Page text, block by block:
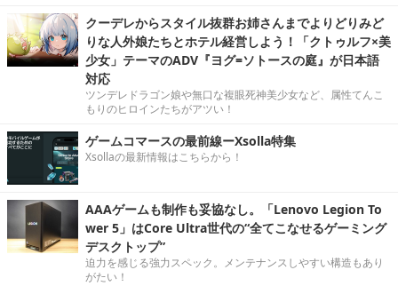
クーデレからスタイル抜群お姉さんまでよりどりみど
りな人外娘たちとホテル経営しよう！「クトゥルフ×美
少女」テーマのADV『ヨグ=ソトースの庭』が日本語
対応
ツンデレドラゴン娘や無口な複眼死神美少女など、属性てんこ
もりのヒロインたちがアツい！
ゲームコマースの最前線ーXsolla特集
Xsollaの最新情報はこちらから！
AAAゲームも制作も妥協なし。「Lenovo Legion To
wer 5」はCore Ultra世代の“全てこなせるゲーミング
デスクトップ”
迫力を感じる強力スペック。メンテナンスしやすい構造もあり
がたい！